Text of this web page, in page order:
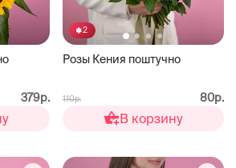
379р.
2
Розы Кения поштучно
110р. 80р.
В корзину